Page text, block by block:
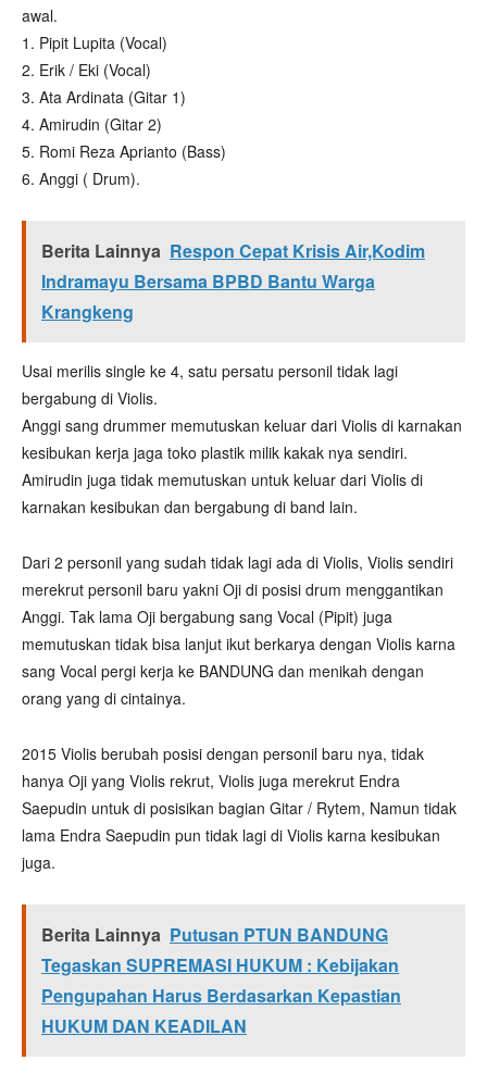
awal.
1. Pipit Lupita (Vocal)
2. Erik / Eki (Vocal)
3. Ata Ardinata (Gitar 1)
4. Amirudin (Gitar 2)
5. Romi Reza Aprianto (Bass)
6. Anggi ( Drum).
Berita Lainnya Respon Cepat Krisis Air,Kodim
Indramayu Bersama BPBD Bantu Warga
Krangkeng
Usai merilis single ke 4, satu persatu personil tidak lagi
bergabung di Violis.
Anggi sang drummer memutuskan keluar dari Violis di karnakan
kesibukan kerja jaga toko plastik milik kakak nya sendiri.
Amirudin juga tidak memutuskan untuk keluar dari Violis di
karnakan kesibukan dan bergabung di band lain.
Dari 2 personil yang sudah tidak lagi ada di Violis, Violis sendiri
merekrut personil baru yakni Oji di posisi drum menggantikan
Anggi. Tak lama Oji bergabung sang Vocal (Pipit) juga
memutuskan tidak bisa lanjut ikut berkarya dengan Violis karna
sang Vocal pergi kerja ke BANDUNG dan menikah dengan
orang yang di cintainya.
2015 Violis berubah posisi dengan personil baru nya, tidak
hanya Oji yang Violis rekrut, Violis juga merekrut Endra
Saepudin untuk di posisikan bagian Gitar / Rytem, Namun tidak
lama Endra Saepudin pun tidak lagi di Violis karna kesibukan
juga.
Berita Lainnya Putusan PTUN BANDUNG
Tegaskan SUPREMASI HUKUM : Kebijakan
Pengupahan Harus Berdasarkan Kepastian
HUKUM DAN KEADILAN